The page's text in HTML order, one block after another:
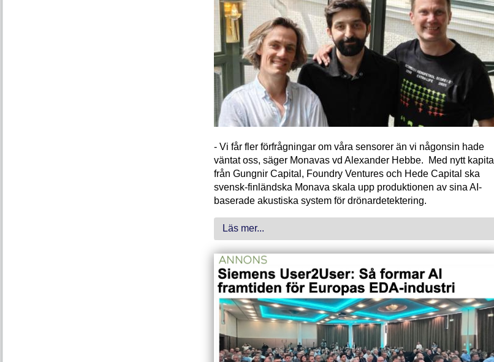
- Vi får fler förfrågningar om våra sensorer än vi någonsin hade
väntat oss, säger Monavas vd Alexander Hebbe. Med nytt kapital
från Gungnir Capital, Foundry Ventures och Hede Capital ska
svensk-finländska Monava skala upp produktionen av sina AI-
baserade akustiska system för drönardetektering.
Läs mer...